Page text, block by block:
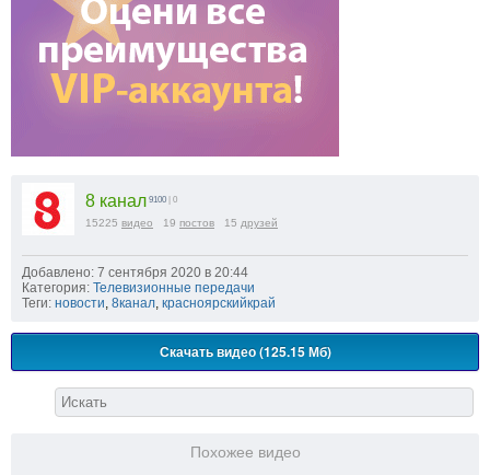
8 канал 9100 | 0
15225 видео 19 постов 15 друзей
Добавлено: 7 сентября 2020 в 20:44
Категория: Телевизионные передачи
Теги: новости, 8канал, красноярскийкрай
Скачать видео (125.15 Мб)
Похожее видео